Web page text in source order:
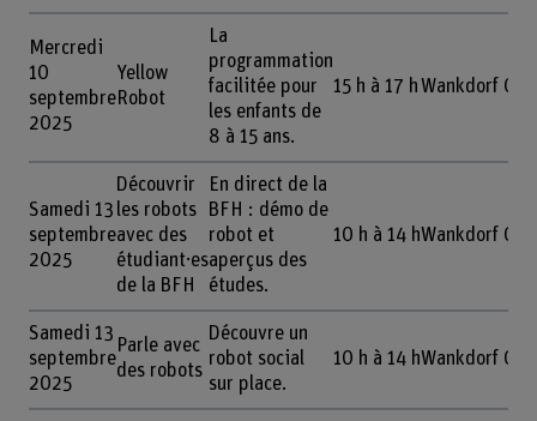
Mercredi
10
septembre
2025
Yellow
Robot
La
programmation
facilitée pour
les enfants de
8 à 15 ans.
15 h à 17 h Wankdorf
Samedi 13
septembre
2025
Découvrir
les robots
avec des
étudiant·es
de la BFH
En direct de la
BFH : démo de
robot et
aperçus des
études.
10 h à 14 hWankdorf
Samedi 13
septembre
2025
Parle avec
des robots
Découvre un
robot social
sur place.
10 h à 14 hWankdorf